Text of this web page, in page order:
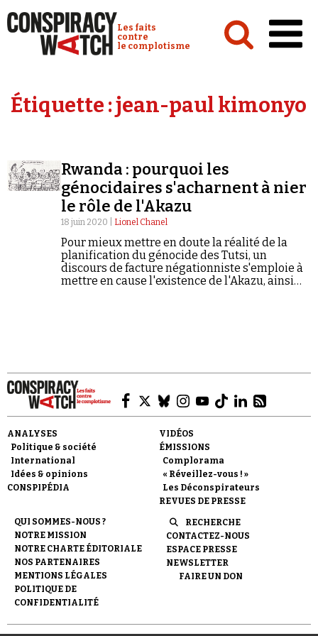
Conspiracy Watch :
Les faits
contre
le complotisme
Analyses
Vidéos
Émissions
Revues de presse
Faire un don
Demander à Vera
Étiquette :jean-paul kimonyo
Rwanda : pourquoi les
génocidaires s'acharnent à nier
le rôle de l'Akazu
18 juin 2020 | Lionel Chanel
Pour mieux mettre en doute la réalité de la
planification du génocide des Tutsi, un
discours de facture négationniste s'emploie à
mettre en cause l'existence de l'Akazu, ainsi
ANALYSES
Politique & société
International
Idées & opinions
CONSPIPÉDIA
VIDÉOS
ÉMISSIONS
Complorama
« Réveillez-vous ! »
Les Déconspirateurs
REVUES DE PRESSE
QUI SOMMES-NOUS ?
NOTRE MISSION
NOTRE CHARTE ÉDITORIALE
NOS PARTENAIRES
MENTIONS LÉGALES
POLITIQUE DE
CONFIDENTIALITÉ
RECHERCHE
CONTACTEZ-NOUS
ESPACE PRESSE
NEWSLETTER
FAIRE UN DON